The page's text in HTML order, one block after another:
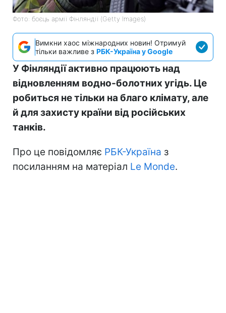
Фото: боєць армії Фінляндії (Getty Images)
Вимкни хаос міжнародних новин! Отримуй
тільки важливе з РБК-Україна у Google
У Фінляндії активно працюють над
відновленням водно-болотних угідь. Це
робиться не тільки на благо клімату, але
й для захисту країни від російських
танків.
Про це повідомляє РБК-Україна з
посиланням на матеріал Le Monde.